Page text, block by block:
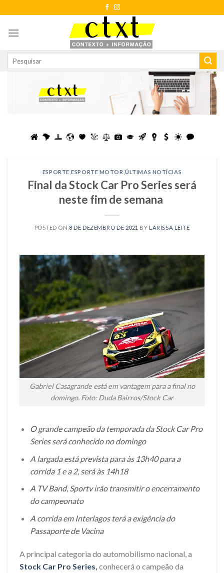
to
content
ESPORTE ,ESPORTE MOTOR ,ÚLTIMAS NOTÍCIAS
Final da Stock Car Pro Series será
neste fim de semana
POSTED ON 8 DE DEZEMBRO DE 2021 BY LARISSA LEITE
Gabriel Casagrande está em vantagem para a final no
domingo. Foto: Duda Bairros/Stock Car
O grande campeão da temporada da Stock Car Pro
Series será conhecido no domingo
A largada está prevista para às 13h40 para a
corrida 1 e a 2, será às 14h18
A TV Band, Sportv irão transmitir o encerramento
do campeonato
A corrida em Interlagos terá a exigência do
Passaporte de Vacina
A principal categoria do automobilismo nacional, a
Stock Car Pro Series, conhecerá o campeão da